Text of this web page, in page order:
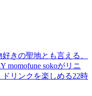
きの聖地とも言える、
momofune sokoがリニ
リンクを楽しめる22時